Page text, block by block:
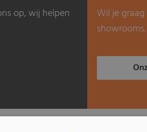
op, wij helpen
Wil je
showrooms.